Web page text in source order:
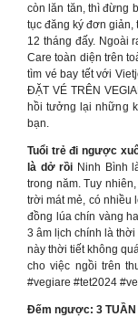
còn lăn tăn, thì đừng
tục đăng ký đơn giản,
12 tháng đấy. Ngoài
Care toàn diện trên
tìm vé bay tết với
ĐẶT VÉ TRÊN
hồi tưởng lại những
bạn.
Tuổi trẻ đi ngược
là dở rồi Ninh Bình
trong năm. Tuy
trời mát mẻ, có nhiều
đồng lúa chín vàng
3 âm lịch chính là
này thời tiết không
cho việc ngồi trên
#vegiare #tet2024
Đếm ngược: 3 TUẦN